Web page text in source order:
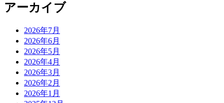
アーカイブ
2026年7月
2026年6月
2026年5月
2026年4月
2026年3月
2026年2月
2026年1月